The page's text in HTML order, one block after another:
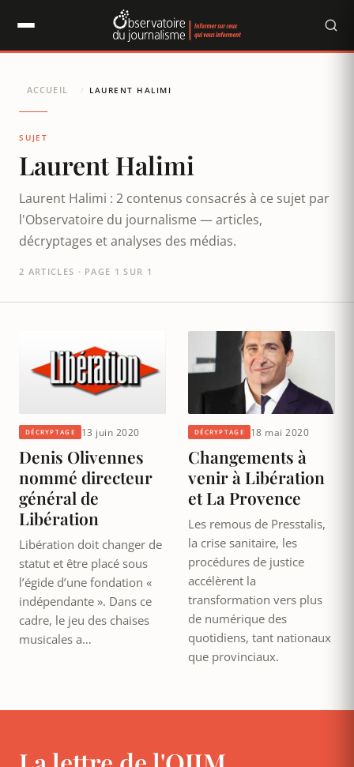
ACCUEIL / LAURENT HALIMI
SUJET
Laurent Halimi
Laurent Halimi : 2 contenus consacrés à ce sujet par
l'Observatoire du journalisme — articles,
décryptages et analyses des médias.
2 ARTICLES · PAGE 1 SUR 1
DÉCRYPTAGE 13 juin 2020
Denis Olivennes
nommé directeur
général de
Libération
Libération doit changer de
statut et être placé sous
l’égide d’une fondation «
indépendante ». Dans ce
cadre, le jeu des chaises
musicales a…
DÉCRYPTAGE 18 mai 2020
Changements à
venir à Libération
et La Provence
Les remous de Presstalis,
la crise sanitaire, les
procédures de justice
accélèrent la
transformation vers plus
de numérique des
quotidiens, tant nationaux
que provinciaux.
Panneau de gestion des cookies